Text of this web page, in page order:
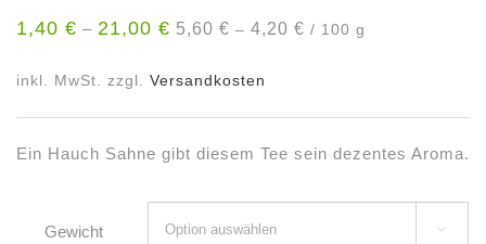
1,40 € – 21,00 € 5,60 € – 4,20 € / 100 g
inkl. MwSt. zzgl. Versandkosten
Ein Hauch Sahne gibt diesem Tee sein dezentes Aroma.
Gewicht 